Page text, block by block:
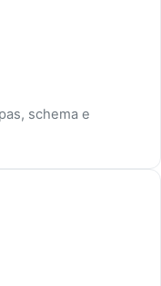
schema e